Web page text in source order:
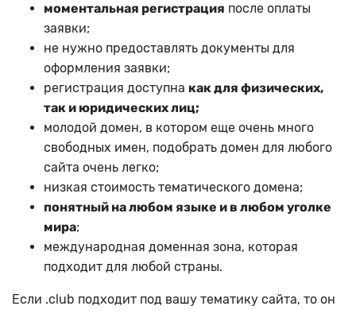
моментальная регистрация после оплаты
заявки;
не нужно предоставлять документы для
оформления заявки;
регистрация доступна как для физических,
так и юридических лиц;
молодой домен, в котором еще очень много
свободных имен, подобрать домен для любого
сайта очень легко;
низкая стоимость тематического домена;
понятный на любом языке и в любом уголке
мира;
международная доменная зона, которая
подходит для любой страны.
Если .club подходит под вашу тематику сайта, то он